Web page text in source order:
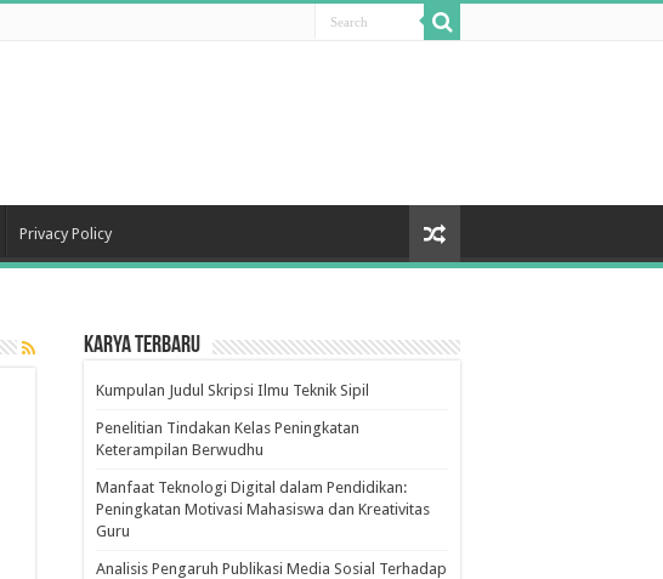
Privacy Policy
Karya Terbaru
Kumpulan Judul Skripsi Ilmu Teknik Sipil
Penelitian Tindakan Kelas Peningkatan
Keterampilan Berwudhu
Manfaat Teknologi Digital dalam Pendidikan:
Peningkatan Motivasi Mahasiswa dan Kreativitas
Guru
Analisis Pengaruh Publikasi Media Sosial Terhadap